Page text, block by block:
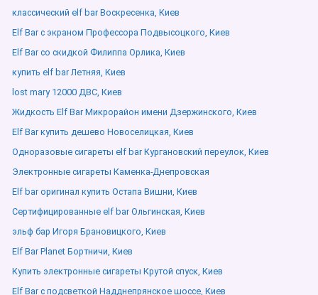
классический elf bar Воскресенка, Киев
Elf Bar с экраном Профессора Подвысоцкого, Киев
Elf Bar со скидкой Филиппа Орлика, Киев
купить elf bar Летняя, Киев
lost mary 12000 ДВС, Киев
Жидкость Elf Bar Микрорайон имени Дзержинского, Киев
Elf Bar купить дешево Новоселицкая, Киев
Одноразовые сигареты elf bar Кургановский переулок, Киев
Электронные сигареты Каменка-Днепровская
Elf bar оригинал купить Остапа Вишни, Киев
Сертифицированные elf bar Ольгинская, Киев
эльф бар Игоря Брановицкого, Киев
Elf Bar Planet Бортничи, Киев
Купить электронные сигареты Крутой спуск, Киев
Elf Bar с подсветкой Надднепрянское шоссе, Киев